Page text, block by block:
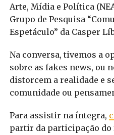
Arte, Mídia e Política
Grupo de Pesquisa
Espetáculo” da Casper
Na conversa, tivemos a
sobre as fakes news, ou
distorcem a realidade e
comunidade ou
Para assistir na íntegra,
partir da participação do